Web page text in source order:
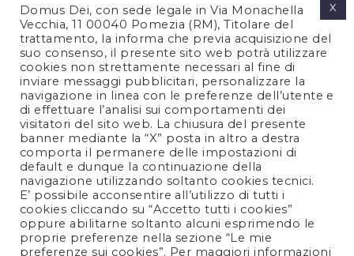
PRIVACY POLICY
COOKIES POLICY
LEGAL NOTES
CONTACTS
FOLLOW US
Domus Dei, con sede legale in Via Monachella
Vecchia, 11 00040 Pomezia (RM), Titolare del
trattamento, la informa che previa acquisizione del
suo consenso, il presente sito web potrà utilizzare
cookies non strettamente necessari al fine di
inviare messaggi pubblicitari, personalizzare la
navigazione in linea con le preferenze dell’utente e
di effettuare l’analisi sui comportamenti dei
visitatori del sito web. La chiusura del presente
banner mediante la “X” posta in altro a destra
comporta il permanere delle impostazioni di
default e dunque la continuazione della
navigazione utilizzando soltanto cookies tecnici.
E’ possibile acconsentire all’utilizzo di tutti i
cookies cliccando su “Accetto tutti i cookies”
oppure abilitarne soltanto alcuni esprimendo le
proprie preferenze nella sezione “Le mie
preferenze sui cookies”. Per maggiori informazioni
X